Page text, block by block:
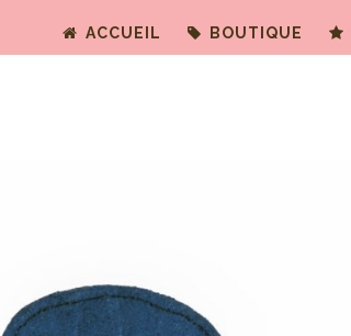
ACCUEIL BOUTIQUE